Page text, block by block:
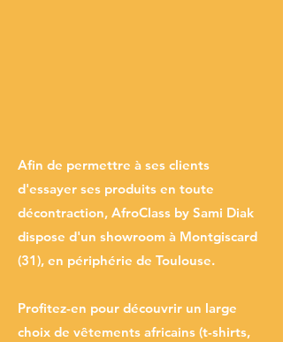
Afin de permettre à ses clients
d'essayer ses produits en toute
décontraction, AfroClass by Sami Diak
dispose d'un showroom à Montgiscard
(31), en périphérie de Toulouse.
Profitez-en pour découvrir un large
choix de vêtements africains (t-shirts,